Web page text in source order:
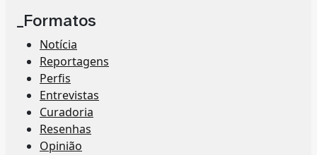
_Formatos
Notícia
Reportagens
Perfis
Entrevistas
Curadoria
Resenhas
Opinião